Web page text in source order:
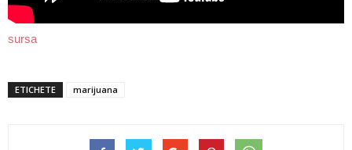
sursa
ETICHETE marijuana